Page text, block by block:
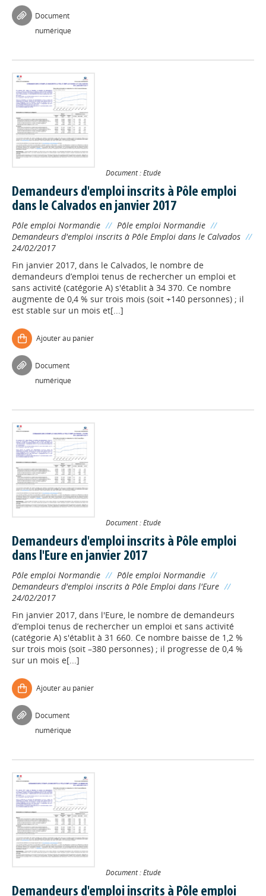
Document
numérique
Document : Etude
Demandeurs d'emploi inscrits à Pôle emploi
dans le Calvados en janvier 2017
Pôle emploi Normandie // Pôle emploi Normandie //
Demandeurs d'emploi inscrits à Pôle Emploi dans le Calvados //
24/02/2017
Fin janvier 2017, dans le Calvados, le nombre de
demandeurs d’emploi tenus de rechercher un emploi et
sans activité (catégorie A) s'établit à 34 370. Ce nombre
augmente de 0,4 % sur trois mois (soit +140 personnes) ; il
est stable sur un mois et[...]
Ajouter au panier
Document
numérique
Document : Etude
Demandeurs d'emploi inscrits à Pôle emploi
dans l'Eure en janvier 2017
Pôle emploi Normandie // Pôle emploi Normandie //
Demandeurs d'emploi inscrits à Pôle Emploi dans l'Eure //
24/02/2017
Fin janvier 2017, dans l'Eure, le nombre de demandeurs
d’emploi tenus de rechercher un emploi et sans activité
(catégorie A) s'établit à 31 660. Ce nombre baisse de 1,2 %
sur trois mois (soit –380 personnes) ; il progresse de 0,4 %
sur un mois e[...]
Ajouter au panier
Document
numérique
Document : Etude
Demandeurs d'emploi inscrits à Pôle emploi